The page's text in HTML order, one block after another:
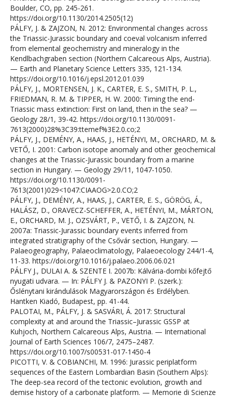
Boulder, CO, pp. 245-261.
https://doi.org/10.1130/2014.2505(12)
PÁLFY, J. & ZAJZON, N. 2012: Environmental changes across
the Triassic-Jurassic boundary and coeval volcanism inferred
from elemental geochemistry and mineralogy in the
Kendlbachgraben section (Northern Calcareous Alps, Austria).
— Earth and Planetary Science Letters 335, 121-134.
https://doi.org/10.1016/j.epsl.2012.01.039
PÁLFY, J., MORTENSEN, J. K., CARTER, E. S., SMITH, P. L.,
FRIEDMAN, R. M. & TIPPER, H. W. 2000: Timing the end-
Triassic mass extinction: First on land, then in the sea? —
Geology 28/1, 39-42. https://doi.org/10.1130/0091-
7613(2000)28%3C39:ttemef%3E2.0.co;2
PÁLFY, J., DEMÉNY, A., HAAS, J., HETÉNYI, M., ORCHARD, M. &
VETŐ, I. 2001: Carbon isotope anomaly and other geochemical
changes at the Triassic-Jurassic boundary from a marine
section in Hungary. — Geology 29/11, 1047-1050.
https://doi.org/10.1130/0091-
7613(2001)029<1047:CIAAOG>2.0.CO;2
PÁLFY, J., DEMÉNY, A., HAAS, J., CARTER, E. S., GÖRÖG, Á.,
HALÁSZ, D., ORAVECZ-SCHEFFER, A., HETÉNYI, M., MÁRTON,
E., ORCHARD, M. J., OZSVÁRT, P., VETŐ, I. & ZAJZON, N.
2007a: Triassic-Jurassic boundary events inferred from
integrated stratigraphy of the Csővár section, Hungary. —
Palaeogeography, Palaeoclimatology, Palaeoecology 244/1-4,
11-33. https://doi.org/10.1016/j.palaeo.2006.06.021
PÁLFY J., DULAI A. & SZENTE I. 2007b: Kálvária-dombi kőfejtő
nyugati udvara. — In: PÁLFY J. & PAZONYI P. (szerk.):
Őslénytani kirándulások Magyarországon és Erdélyben.
Hantken Kiadó, Budapest, pp. 41-44.
PALOTAI, M., PÁLFY, J. & SASVÁRI, Á. 2017: Structural
complexity at and around the Triassic–Jurassic GSSP at
Kuhjoch, Northern Calcareous Alps, Austria. — International
Journal of Earth Sciences 106/7, 2475–2487.
https://doi.org/10.1007/s00531-017-1450-4
PICOTTI, V. & COBIANCHI, M. 1996: Jurassic periplatform
sequences of the Eastern Lombardian Basin (Southern Alps):
The deep-sea record of the tectonic evolution, growth and
demise history of a carbonate platform. — Memorie di Scienze